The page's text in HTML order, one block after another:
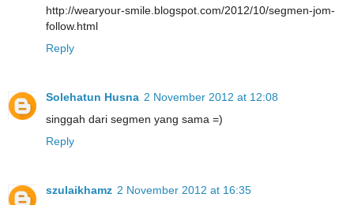
http://wearyour-smile.blogspot.com/2012/10/segmen-jom-
follow.html
Reply
Solehatun Husna 2 November 2012 at 12:08
singgah dari segmen yang sama =)
Reply
szulaikhamz 2 November 2012 at 16:35